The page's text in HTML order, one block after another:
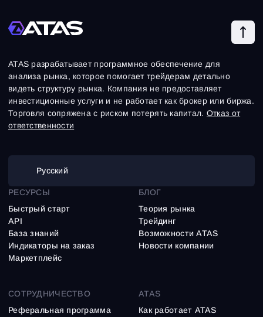
ATAS разрабатывает программное обеспечение для
анализа рынка, которое помогает трейдерам детально
видеть структуру рынка. Компания не предоставляет
инвестиционные услуги и не работает как брокер или биржа.
Торговля сопряжена с риском потерять капитал. Отказ от
ответственности
Русский
РЕСУРСЫ
Быстрый старт
API
База знаний
Индикаторы на заказ
Маркетплейс
БЛОГ
Теория рынка
Трейдинг
Возможности ATAS
Новости компании
СОТРУДНИЧЕСТВО
Реферальная программа
ATAS
Как работает ATAS